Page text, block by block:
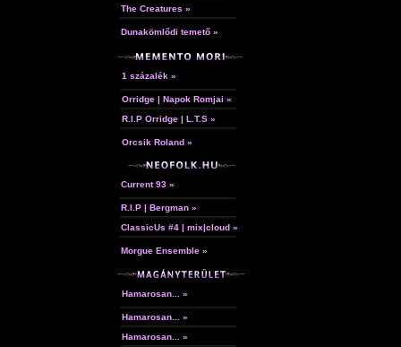
A hozzászóláshoz
The Creatures »
Dunakömlődi temető »
1 százalék »
Orridge | Napok Romjai »
R.I.P Orridge | L.T.S »
Orcsik Roland »
Current 93 »
R.I.P | Bergman »
ClassicUs #4 | mix|cloud »
Morgue Ensemble »
Hamarosan... »
Hamarosan... »
Hamarosan... »